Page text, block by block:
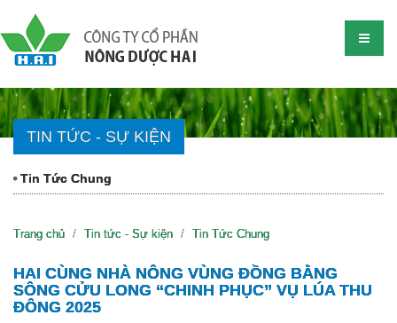
TIN TỨC - SỰ KIỆN
Tin Tức Chung
Trang chủ Tin tức - Sự kiện Tin Tức Chung
HAI CÙNG NHÀ NÔNG VÙNG ĐỒNG BẰNG
SÔNG CỬU LONG “CHINH PHỤC” VỤ LÚA THU
ĐÔNG 2025